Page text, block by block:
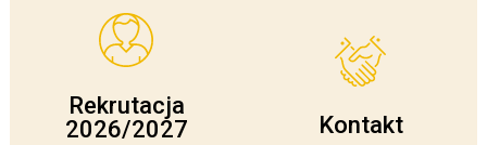
Rekrutacja
2026/2027
Kontakt